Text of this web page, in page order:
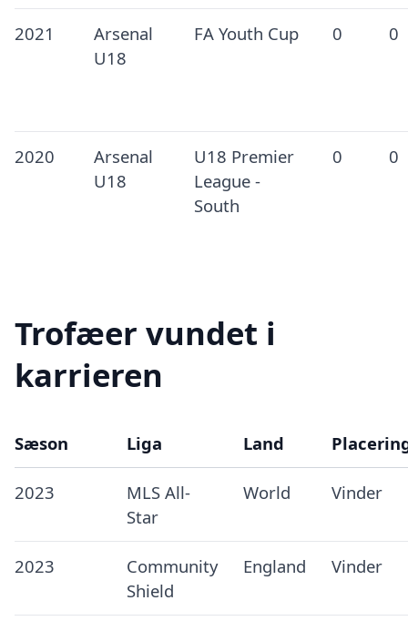
2021
Arsenal
U18
FA Youth Cup 0 0
2020
Arsenal
U18
U18 Premier
League -
South
0 0
Trofæer vundet i
karrieren
Sæson Liga Land
2023
MLS All-
Star
World Vinder
2023
Community
Shield
England Vinder